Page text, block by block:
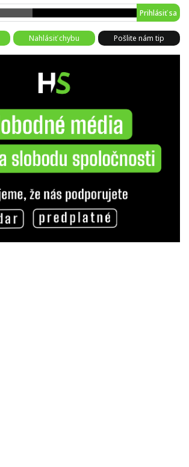
Prihlásiť sa
Nahlásiť chybu Pošlite nám tip